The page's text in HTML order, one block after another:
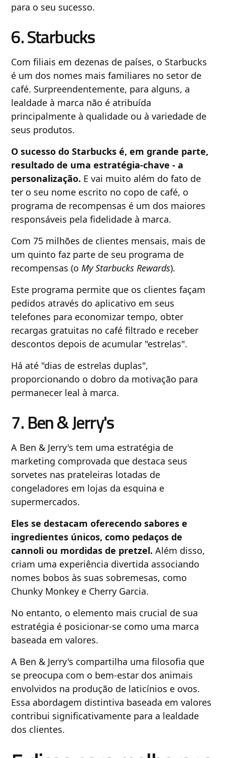
para o seu sucesso.
6. Starbucks
Com filiais em dezenas de países, o Starbucks
é um dos nomes mais familiares no setor de
café. Surpreendentemente, para alguns, a
lealdade à marca não é atribuída
principalmente à qualidade ou à variedade de
seus produtos.
O sucesso do Starbucks é, em grande parte,
resultado de uma estratégia-chave - a
personalização. E vai muito além do fato de
ter o seu nome escrito no copo de café, o
programa de recompensas é um dos maiores
responsáveis pela fidelidade à marca.
Com 75 milhões de clientes mensais, mais de
um quinto faz parte de seu programa de
recompensas (o My Starbucks Rewards).
Este programa permite que os clientes façam
pedidos através do aplicativo em seus
telefones para economizar tempo, obter
recargas gratuitas no café filtrado e receber
descontos depois de acumular "estrelas".
Há até "dias de estrelas duplas",
proporcionando o dobro da motivação para
permanecer leal à marca.
7. Ben & Jerry's
A Ben & Jerry's tem uma estratégia de
marketing comprovada que destaca seus
sorvetes nas prateleiras lotadas de
congeladores em lojas da esquina e
supermercados.
Eles se destacam oferecendo sabores e
ingredientes únicos, como pedaços de
cannoli ou mordidas de pretzel.Além disso,
criam uma experiência divertida associando
nomes bobos às suas sobremesas, como
Chunky Monkey e Cherry Garcia.
No entanto, o elemento mais crucial de sua
estratégia é posicionar-se como uma marca
baseada em valores.
A Ben & Jerry's compartilha uma filosofia que
se preocupa com o bem-estar dos animais
envolvidos na produção de laticínios e ovos.
Essa abordagem distintiva baseada em valores
contribui significativamente para a lealdade
dos clientes.